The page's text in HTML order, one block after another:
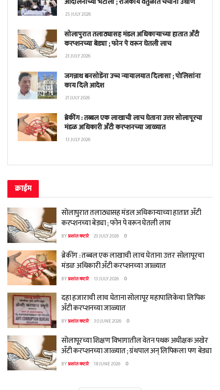
25 JULY 2026
सोलापुरात तलाठ्यासह मंडल अधिकाऱ्याच्या हातात अँटी
करप्शनच्या बेड्या ; फोन पे वरून घेतली लाच
23 JULY 2026
जगन्नाथ बनसोडेंना उच्च न्यायालयात दिलासा ; पोलिसांना
काय दिले आदेश
21 JULY 2026
ब्रेकींग : तब्बल एक लाखाची लाच घेताना उत्तर सोलापूरचा
मंडळ अधिकारी अँटी करप्शनच्या जाळ्यात
13 JULY 2026
क्राईम
सोलापुरात तलाठ्यासह मंडल अधिकाऱ्याच्या हातात अँटी
करप्शनच्या बेड्या ; फोन पे वरून घेतली लाच
BYप्रशांत कटारे 23 JULY 2026 0
ब्रेकींग : तब्बल एक लाखाची लाच घेताना उत्तर सोलापूरचा
मंडळ अधिकारी अँटी करप्शनच्या जाळ्यात
BYप्रशांत कटारे 13 JULY 2026 0
दहा हजाराची लाच घेताना सोलापूर महापालिकेचा लिपिक
अँटी करप्शनच्या जाळ्यात
BYप्रशांत कटारे 30 JUNE 2026 0
सोलापूरच्या शिक्षण विभागातील वेतन पथक अधीक्षक अखेर
अँटी करप्शनच्या जाळ्यात ; ग्रंथपाल अन् लिपिकला पण बेड्या
BYप्रशांत कटारे 18 JUNE 2026 0